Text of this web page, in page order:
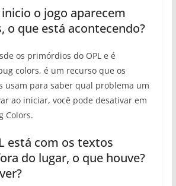
o jogo aparecem
o que está acontecendo?
os primórdios do OPL e é
colors, é um recurso que os
usam para saber qual problema um
ao iniciar, você pode desativar em
Colors.
está com os textos
do lugar, o que houve?